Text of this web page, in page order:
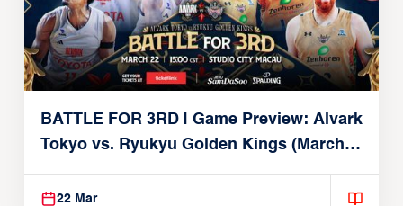
BATTLE FOR 3RD | Game Preview: Alvark
Tokyo vs. Ryukyu Golden Kings (March
22, 2026)
22 Mar